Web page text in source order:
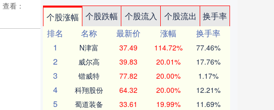
查看：
个股涨幅 个股跌幅 个股流入 个股流出
换手率
排名
名称 最新价 涨幅
换手率
1
N津富 37.49 114.72% 77.46%
2 威尔高 39.83 20.01% 17.76%
3 锴威特 77.82 20.00% 1.17%
4 科翔股份 64.32 20.00% 12.21%
5 蜀道装备 33.61 19.99% 11.69%